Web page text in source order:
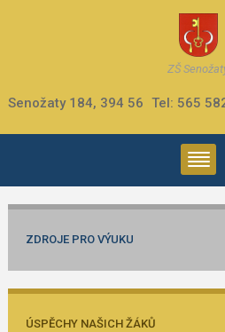
ZŠ
Senožaty 184, 394 56 Tel: 565
ZDROJE PRO VÝUKU
ÚSPĚCHY NAŠICH ŽÁKŮ